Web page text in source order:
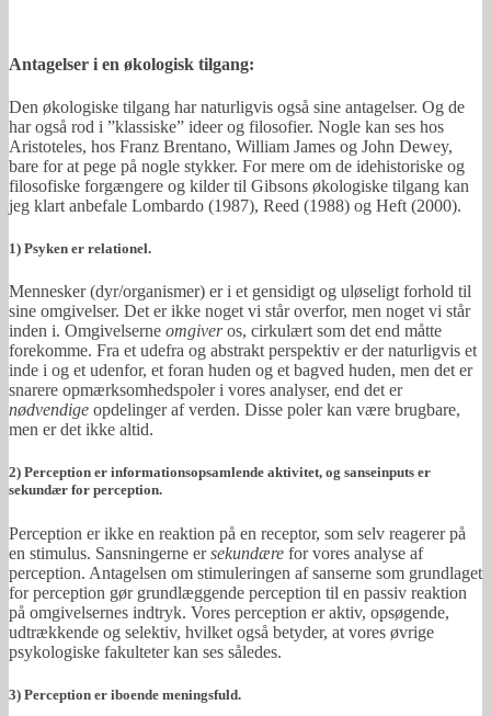
Antagelser i en økologisk tilgang:
Den økologiske tilgang har naturligvis også sine antagelser. Og de
har også rod i ”klassiske” ideer og filosofier. Nogle kan ses hos
Aristoteles, hos Franz Brentano, William James og John Dewey,
bare for at pege på nogle stykker. For mere om de idehistoriske og
filosofiske forgængere og kilder til Gibsons økologiske tilgang kan
jeg klart anbefale Lombardo (1987), Reed (1988) og Heft (2000).
1) Psyken er relationel.
Mennesker (dyr/organismer) er i et gensidigt og uløseligt forhold til
sine omgivelser. Det er ikke noget vi står overfor, men noget vi står
inden i. Omgivelserne omgiveros, cirkulært som det end måtte
forekomme. Fra et udefra og abstrakt perspektiv er der naturligvis et
inde i og et udenfor, et foran huden og et bagved huden, men det er
snarere opmærksomhedspoler i vores analyser, end det er
nødvendige opdelinger af verden. Disse poler kan være brugbare,
men er det ikke altid.
2) Perception er informationsopsamlende aktivitet, og sanseinputs er
sekundær for perception.
Perception er ikke en reaktion på en receptor, som selv reagerer på
en stimulus. Sansningerne ersekundære for vores analyse af
perception. Antagelsen om stimuleringen af sanserne som grundlaget
for perception gør grundlæggende perception til en passiv reaktion
på omgivelsernes indtryk. Vores perception er aktiv, opsøgende,
udtrækkende og selektiv, hvilket også betyder, at vores øvrige
psykologiske fakulteter kan ses således.
3) Perception er iboende meningsfuld.